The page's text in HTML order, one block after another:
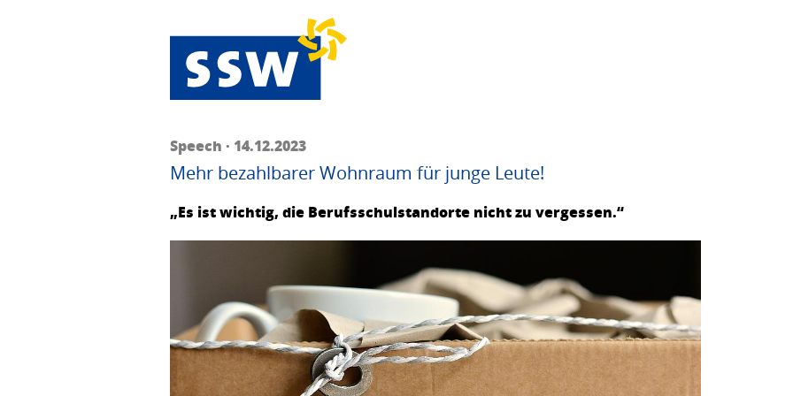
Speech · 14.12.2023
Mehr bezahlbarer Wohnraum für junge Leute!
„Es ist wichtig, die Berufsschulstandorte nicht zu vergessen.“